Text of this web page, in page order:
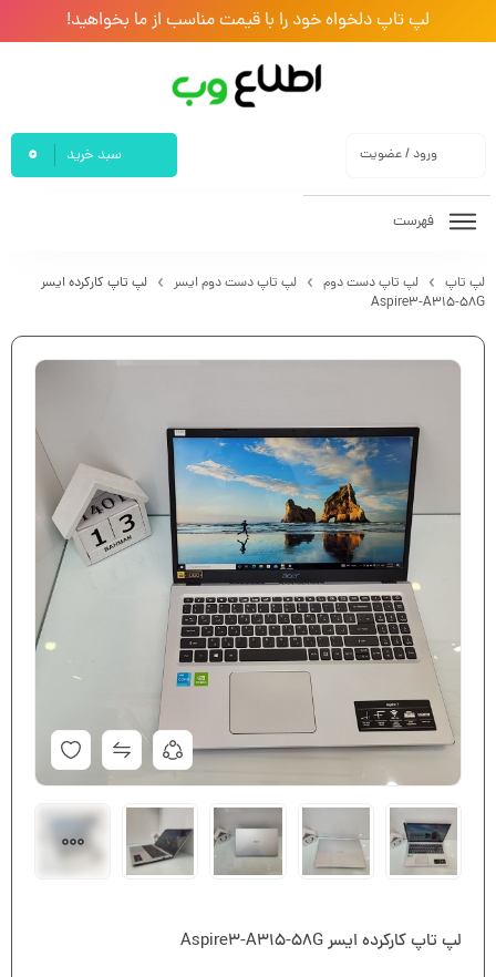
لپ تاپ دلخواه خود را با قیمت مناسب از ما بخواهید!
ورود / عضویت سبد خرید 0
فهرست
لپ تاپ لپ تاپ دست دوم لپ تاپ دست دوم ایسر
لپ تاپ کارکرده ایسر
Aspire3-A315-58G
لپ تاپ کارکرده ایسر Aspire3-A315-58G